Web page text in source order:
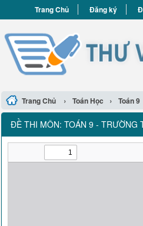
Trang Chủ Đăng ký
Trang Chủ › Toán Học › Toán 9
ĐỀ THI MÔN: TOÁN 9 - TRƯỜNG